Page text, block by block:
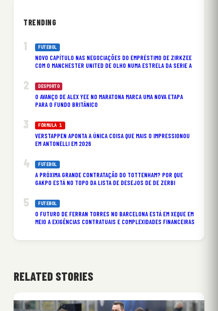
TRENDING
FUTEBOL
NOVO CAPÍTULO NAS NEGOCIAÇÕES DO EMPRÉSTIMO DE ZIRKZEE
COM O MANCHESTER UNITED DE OLHO NUMA ESTRELA DA SERIE A
DESPORTO
O AVANÇO DE ALEX YEE NO MARATONA MARCA UMA NOVA ETAPA
PARA O FUNDO BRITÂNICO
FÓRMULA 1
VERSTAPPEN APONTA A ÚNICA COISA QUE MAIS O IMPRESSIONOU
EM ANTONELLI EM 2026
FUTEBOL
A PRÓXIMA GRANDE CONTRATAÇÃO DO TOTTENHAM? POR QUE
GAKPO ESTÁ NO TOPO DA LISTA DE DESEJOS DE DE ZERBI
FUTEBOL
O FUTURO DE FERRAN TORRES NO BARCELONA ESTÁ EM XEQUE EM
MEIO A EXIGÊNCIAS CONTRATUAIS E COMPLEXIDADES FINANCEIRAS
RELATED STORIES